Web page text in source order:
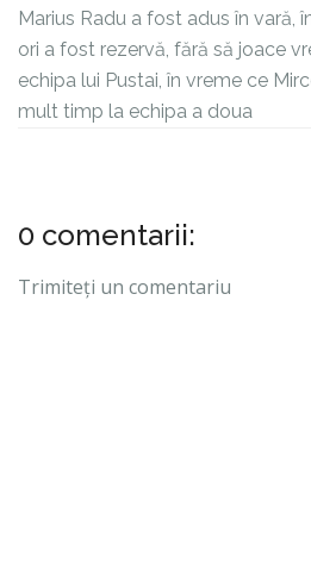
Marius Radu a fost adus în vară,
ori a fost rezervă, fără să joace
echipa lui Pustai, în vreme ce
mult timp la echipa a doua
0 comentarii:
Trimiteți un comentariu